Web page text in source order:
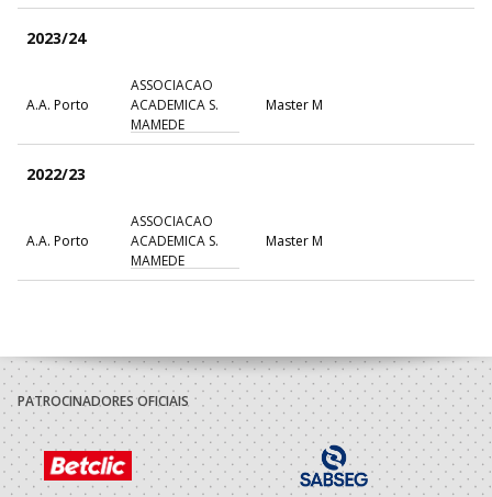
2023/24
A.A. Porto
ASSOCIACAO
ACADEMICA S.
MAMEDE
Master M
2022/23
A.A. Porto
ASSOCIACAO
ACADEMICA S.
MAMEDE
Master M
A.A. Porto
ASSOCIACAO
ACADEMICA S.
MAMEDE
Master M
2019/20
PATROCINADORES OFICIAIS